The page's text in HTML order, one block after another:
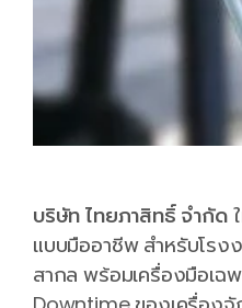
บริษัท ไทยภาสิทธิ์ จำกัด
แบบมืออาชีพ สำหรับโรง
สากล พร้อมเครื่องมือเฉ